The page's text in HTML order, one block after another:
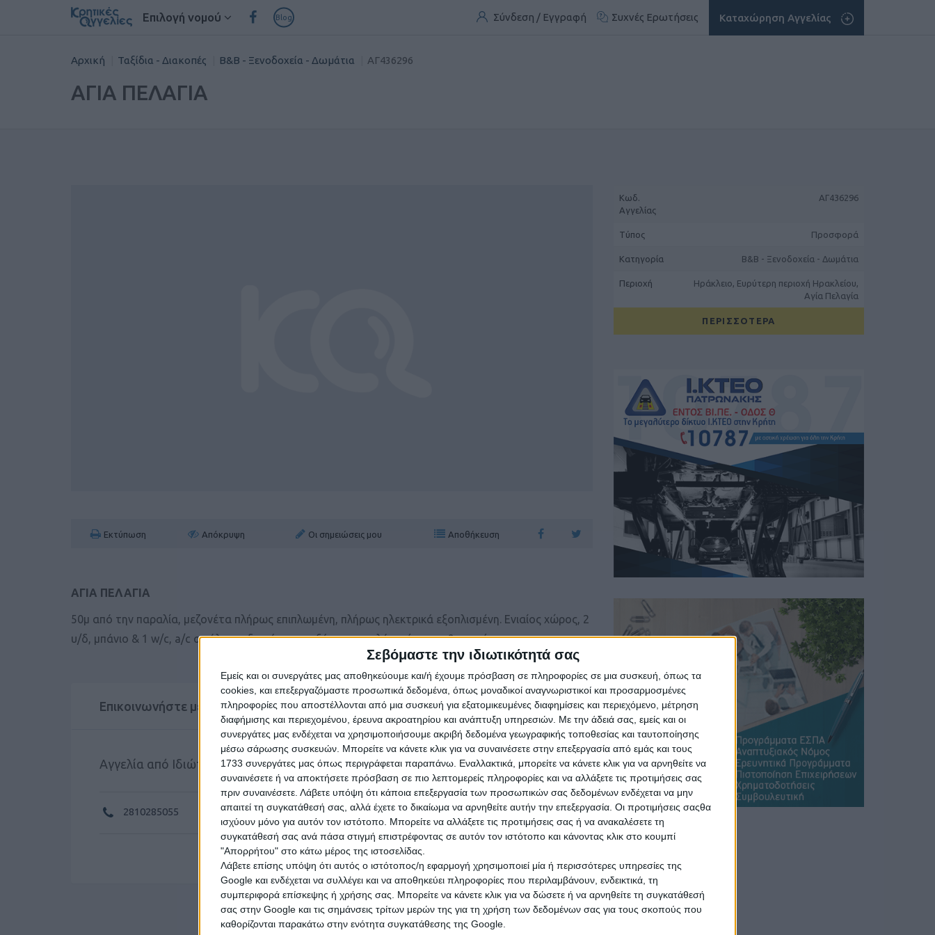
Σεβόμαστε την ιδιωτικότητά σας
Εμείς και οι συνεργάτες μας αποθηκεύουμε και/ή έχουμε πρόσβαση σε πληροφορίες σε μια συσκευή, όπως τα
cookies, και επεξεργαζόμαστε προσωπικά δεδομένα, όπως μοναδικοί αναγνωριστικοί και προσαρμοσμένες
πληροφορίες που αποστέλλονται από μια συσκευή για εξατομικευμένες διαφημίσεις και περιεχόμενο, μέτρηση
διαφήμισης και περιεχομένου, έρευνα ακροατηρίου και ανάπτυξη υπηρεσιών. Με την άδειά σας, εμείς και οι
συνεργάτες μας ενδέχεται να χρησιμοποιήσουμε ακριβή δεδομένα γεωγραφικής τοποθεσίας και ταυτοποίησης
μέσω σάρωσης συσκευών. Μπορείτε να κάνετε κλικ για να συναινέσετε στην επεξεργασία από εμάς και τους
1733 συνεργάτες μας όπως περιγράφεται παραπάνω. Εναλλακτικά, μπορείτε να κάνετε κλικ για να αρνηθείτε να
συναινέσετε ή να αποκτήσετε πρόσβαση σε πιο λεπτομερείς πληροφορίες και να αλλάξετε τις προτιμήσεις σας
πριν συναινέσετε. Λάβετε υπόψη ότι κάποια επεξεργασία των προσωπικών σας δεδομένων ενδέχεται να μην
απαιτεί τη συγκατάθεσή σας, αλλά έχετε το δικαίωμα να αρνηθείτε αυτήν την επεξεργασία. Οι προτιμήσεις σαςθα
ισχύουν μόνο για αυτόν τον ιστότοπο. Μπορείτε να αλλάξετε τις προτιμήσεις σας ή να ανακαλέσετε τη
συγκατάθεσή σας ανά πάσα στιγμή επιστρέφοντας σε αυτόν τον ιστότοπο και κάνοντας κλικ στο κουμπί
"Απορρήτου" στο κάτω μέρος της ιστοσελίδας.
Λάβετε επίσης υπόψη ότι αυτός ο ιστότοπος/η εφαρμογή χρησιμοποιεί μία ή περισσότερες υπηρεσίες της
Google και ενδέχεται να συλλέγει και να αποθηκεύει πληροφορίες που περιλαμβάνουν, ενδεικτικά, τη
συμπεριφορά επίσκεψης ή χρήσης σας. Μπορείτε να κάνετε κλικ για να δώσετε ή να αρνηθείτε τη συγκατάθεσή
σας στην Google και τις σημάνσεις τρίτων μερών της για τη χρήση των δεδομένων σας για τους σκοπούς που
καθορίζονται παρακάτω στην ενότητα συγκατάθεσης της Google.
Επιλογή νομού Blog Σύνδεση / Εγγραφή Συχνές Ερωτήσεις Καταχώρηση Αγγελίας
Αρχική Ταξίδια - Διακοπές B&B - Ξενοδοχεία - Δωμάτια ΑΓ436296
ΑΓΙΑ ΠΕΛΑΓΙΑ
Εκτύπωση Απόκρυψη Οι σημειώσεις μου Αποθήκευση
ΑΓΙΑ ΠΕΛΑΓΙΑ
50μ από την παραλία, μεζονέτα πλήρως επιπλωμένη, πλήρως ηλεκτρικά εξοπλισμένη. Ενιαίος χώρος, 2
υ/δ, μπάνιο & 1 w/c, a/c σε όλα τα δωμάτια, ανεξάρτητο ρολόι ρεύματος & νερού.
Επικοινωνήστε με τον αγγελιοδότη
Αγγελία από Ιδιώτη
2810285055
Κωδ.
Αγγελίας
ΑΓ436296
Τύπος Προσφορά
Κατηγορία B&B - Ξενοδοχεία - Δωμάτια
Περιοχή
Ηράκλειο, Ευρύτερη περιοχή Ηρακλείου,
Αγία Πελαγία
ΠΕΡΙΣΣΟΤΕΡΑ